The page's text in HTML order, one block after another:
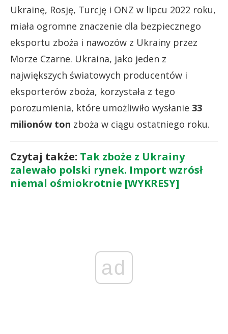
Ukrainę, Rosję, Turcję i ONZ w lipcu 2022 roku,
miała ogromne znaczenie dla bezpiecznego
eksportu zboża i nawozów z Ukrainy przez
Morze Czarne. Ukraina, jako jeden z
największych światowych producentów i
eksporterów zboża, korzystała z tego
porozumienia, które umożliwiło wysłanie 33
milionów ton zboża w ciągu ostatniego roku.
Czytaj także: Tak zboże z Ukrainy
zalewało polski rynek. Import wzrósł
niemal ośmiokrotnie [WYKRESY]
ad